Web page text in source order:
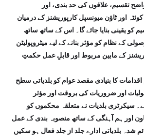
تقسیم، علاقوں کی حد بندی، اور
اور ٹاؤن میونسپل کارپوریشنز کے درمیان
کو یقینی بنایا جائے گا۔ اس کے ساتھ ساتھ
کے نظام کو مؤثر بنانے کے لیے میٹروپولیٹن
کے مابین مربوط اور قابلِ عمل حکمتِ
اقدامات کا بنیادی مقصد عوام کو بلدیاتی سطح
اور ضروریات کی بروقت اور مؤثر
سیکرٹری بلدیات نے متعلقہ محکموں کو
اور ہم آہنگی کے ساتھ منصوبہ بندی کے عمل
شدہ بلدیاتی ادارے جلد از جلد فعال ہو سکیں